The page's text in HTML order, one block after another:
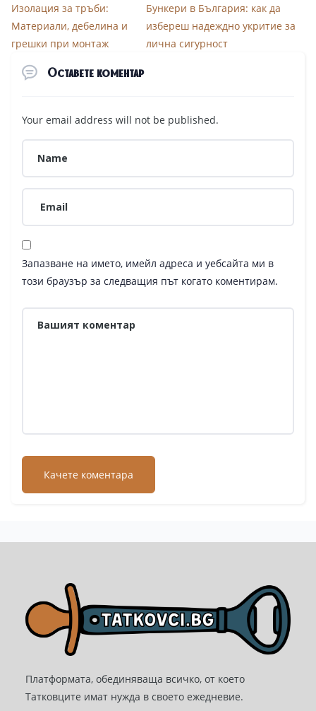
Изолация за тръби:
Материали, дебелина и
грешки при монтаж
Бункери в България: как да
избереш надеждно укритие за
лична сигурност
Оставете коментар
Your email address will not be published.
Запазване на името, имейл адреса и уебсайта ми в
този браузър за следващия път когато коментирам.
Платформата, обединяваща всичко, от което
Татковците имат нужда в своето ежедневие.